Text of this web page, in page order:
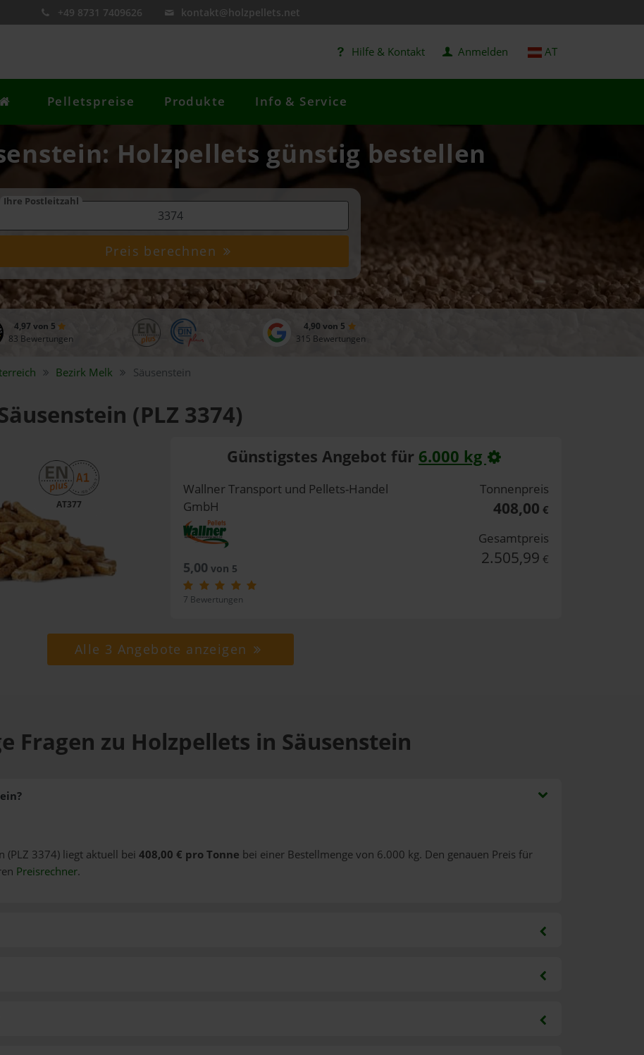
+49 8731 7409626 kontakt@holzpellets.net
Hilfe & Kontakt Anmelden AT
Pelletspreise Produkte Info & Service
Holzpellets günstig bestellen
Ihre Postleitzahl
Preis berechnen
4,97 von 5
83 Bewertungen
4,90 von 5
315 Bewertungen
Bezirk Melk Säusenstein
(PLZ 3374)
AT377
Günstigstes Angebot für 6.000 kg
Wallner Transport und Pellets-Handel
GmbH
5,00 von 5
7 Bewertungen
Tonnenpreis
408,00 €
Gesamtpreis
2.505,99 €
Alle 3 Angebote anzeigen
Fragen zu Holzpellets in Säusenstein
(PLZ 3374) liegt aktuell bei 408,00 € pro Tonne bei einer Bestellmenge von 6.000 kg. Den genauen Preis für
Preisrechner.